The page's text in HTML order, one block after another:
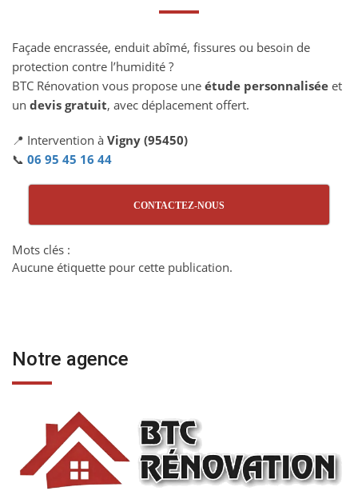
Façade encrassée, enduit abîmé, fissures ou besoin de
protection contre l’humidité ?
BTC Rénovation vous propose une étude personnalisée et
un devis gratuit, avec déplacement offert.
📍 Intervention à Vigny (95450)
📞 06 95 45 16 44
CONTACTEZ-NOUS
Mots clés :
Aucune étiquette pour cette publication.
Notre agence